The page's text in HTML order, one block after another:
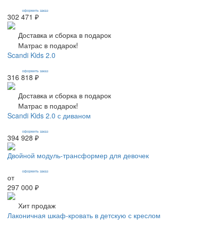
оформить заказ
302 471 ₽
Доставка и сборка в подарок
Матрас в подарок!
Scandi Kids 2.0
оформить заказ
316 818 ₽
Доставка и сборка в подарок
Матрас в подарок!
Scandi Kids 2.0 с диваном
оформить заказ
394 928 ₽
Двойной модуль-трансформер для девочек
оформить заказ
от
297 000 ₽
Хит продаж
Лаконичная шкаф-кровать в детскую с креслом